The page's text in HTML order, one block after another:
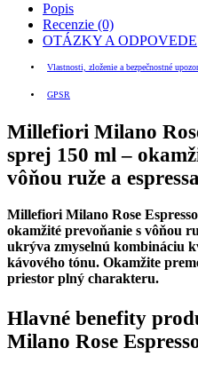
Popis
Recenzie (0)
OTÁZKY A ODPOVEDE
Vlastnosti, zloženie a bezpečnostné
GPSR
Millefiori Milano
sprej 150 ml –
vôňou ruže a
Millefiori Milano Rose
okamžité prevoňanie s vôňou
ukrýva zmyselnú kombináciu
kávového tónu. Okamžite
priestor plný charakteru.
Hlavné benefity
Milano Rose